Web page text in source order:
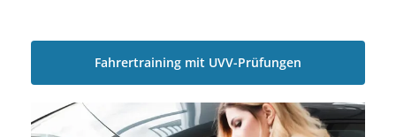
Fahrertraining mit UVV-Prüfungen